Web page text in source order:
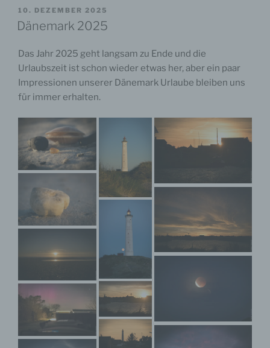
VERÖFFENTLICHT
AM
10. DEZEMBER 2025
Dänemark 2025
Das Jahr 2025 geht langsam zu Ende und die
Urlaubszeit ist schon wieder etwas her, aber ein paar
Impressionen unserer Dänemark Urlaube bleiben uns
für immer erhalten.